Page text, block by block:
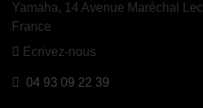
Yamaha, 14 Avenue Maréchal
France
Ecrivez-nous
04 93 09 22 39